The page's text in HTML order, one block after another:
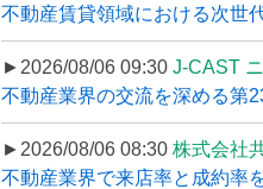
不動産賃貸領域における次世
►2026/08/06 09:30 J-CAST
不動産業界の交流を深める第
►2026/08/06 08:30 株式会社
不動産業界で来店率と成約率